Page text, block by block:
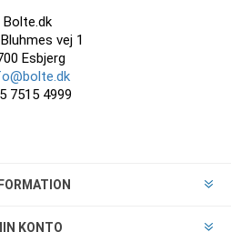
Bolte.dk
Bluhmes vej 1
Esbjerg
7515 4999
KONTO